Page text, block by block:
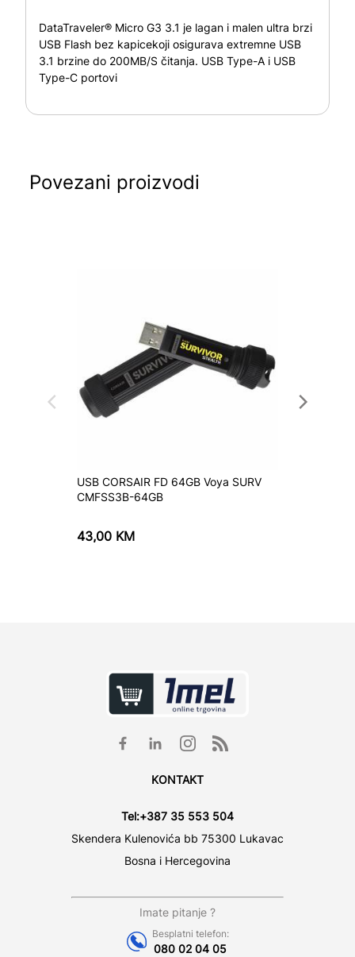
DataTraveler® Micro G3 3.1 je lagan i malen ultra brzi
USB Flash bez kapicekoji osigurava extremne USB
3.1 brzine do 200MB/S čitanja. USB Type-A i USB
Type-C portovi
Povezani proizvodi
USB CORSAIR FD 64GB Voya SURV
CMFSS3B-64GB
43,00 KM
KONTAKT
Tel:+387 35 553 504
Skendera Kulenovića bb 75300 Lukavac
Bosna i Hercegovina
Imate pitanje ?
Besplatni telefon:
080 02 04 05